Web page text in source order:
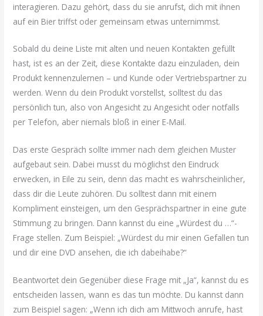
interagieren. Dazu gehört, dass du sie anrufst, dich mit ihnen
auf ein Bier triffst oder gemeinsam etwas unternimmst.
Sobald du deine Liste mit alten und neuen Kontakten gefüllt
hast, ist es an der Zeit, diese Kontakte dazu einzuladen, dein
Produkt kennenzulernen – und Kunde oder Vertriebspartner zu
werden. Wenn du dein Produkt vorstellst, solltest du das
persönlich tun, also von Angesicht zu Angesicht oder notfalls
per Telefon, aber niemals bloß in einer E-Mail.
Das erste Gespräch sollte immer nach dem gleichen Muster
aufgebaut sein. Dabei musst du möglichst den Eindruck
erwecken, in Eile zu sein, denn das macht es wahrscheinlicher,
dass dir die Leute zuhören. Du solltest dann mit einem
Kompliment einsteigen, um den Gesprächspartner in eine gute
Stimmung zu bringen. Dann kannst du eine „Würdest du …“-
Frage stellen. Zum Beispiel: „Würdest du mir einen Gefallen tun
und dir eine DVD ansehen, die ich dabeihabe?“
Beantwortet dein Gegenüber diese Frage mit „Ja“, kannst du es
entscheiden lassen, wann es das tun möchte. Du kannst dann
zum Beispiel sagen: „Wenn ich dich am Mittwoch anrufe, hast